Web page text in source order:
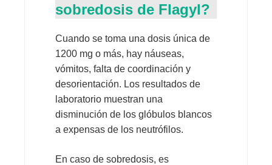
sobredosis de Flagyl?
Cuando se toma una dosis única de
1200 mg o más, hay náuseas,
vómitos, falta de coordinación y
desorientación. Los resultados de
laboratorio muestran una
disminución de los glóbulos blancos
a expensas de los neutrófilos.
En caso de sobredosis, es